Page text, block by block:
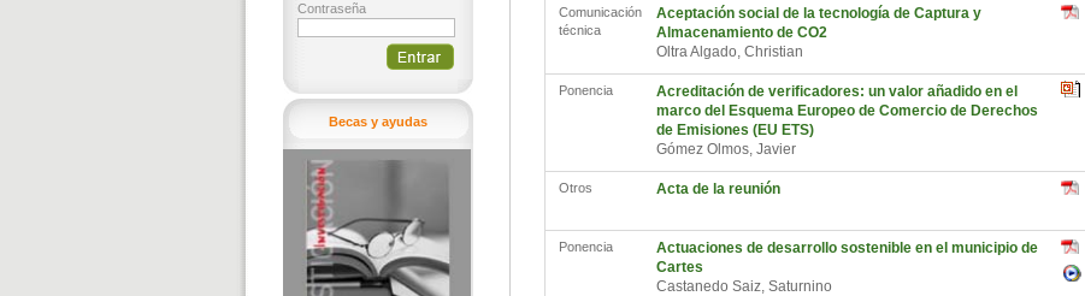
Contraseña
Becas y ayudas
Comunicación
técnica
Aceptación social de la tecnología de Captura y
Almacenamiento de CO2
Oltra Algado, Christian
Ponencia
Acreditación de verificadores: un valor añadido en el
marco del Esquema Europeo de Comercio de Derechos
de Emisiones (EU ETS)
Gómez Olmos, Javier
Otros Acta de la reunión
Ponencia
Actuaciones de desarrollo sostenible en el municipio de
Cartes
Castanedo Saiz, Saturnino